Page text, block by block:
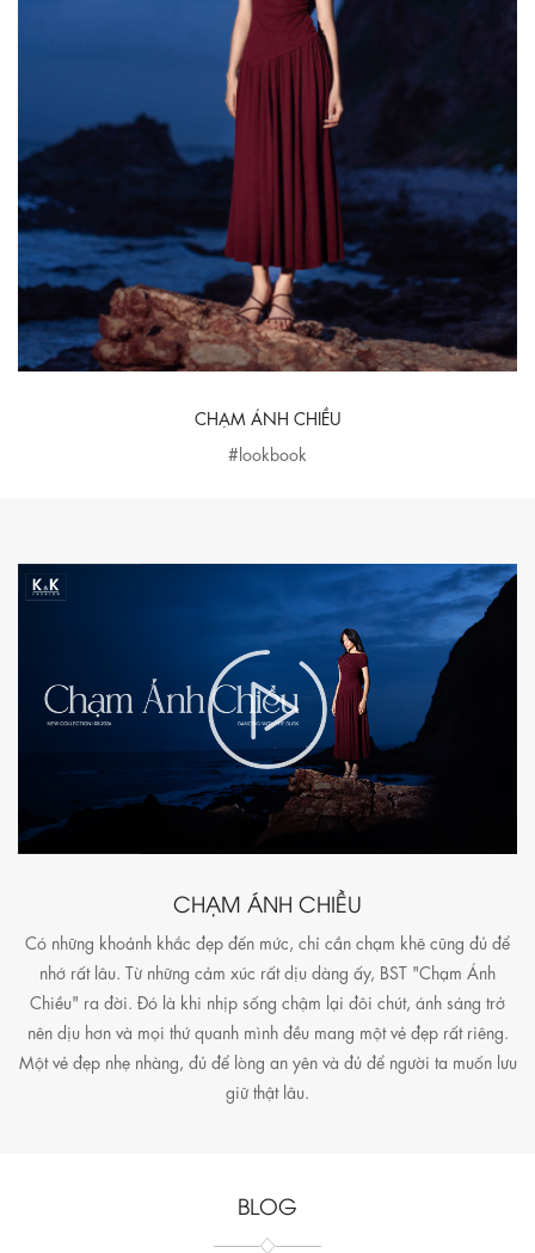
CHẠM ÁNH CHIỀU
#lookbook
CHẠM ÁNH CHIỀU
Có những khoảnh khắc đẹp đến mức, chỉ cần chạm khẽ cũng đủ để
nhớ rất lâu. Từ những cảm xúc rất dịu dàng ấy, BST "Chạm Ánh
Chiều" ra đời. Đó là khi nhịp sống chậm lại đôi chút, ánh sáng trở
nên dịu hơn và mọi thứ quanh mình đều mang một vẻ đẹp rất riêng.
Một vẻ đẹp nhẹ nhàng, đủ để lòng an yên và đủ để người ta muốn lưu
giữ thật lâu.
BLOG